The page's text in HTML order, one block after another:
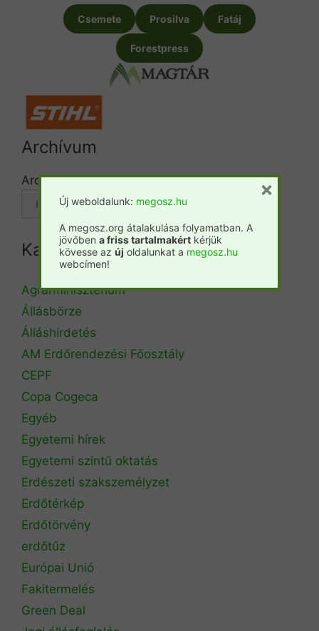
Csemete Prosilva Fatáj
Forestpress
Archívum
Archívum
Kategóriák
Agrárminisztérium
Állásbörze
Álláshirdetés
AM Erdőrendezési Főosztály
CEPF
Copa Cogeca
Egyéb
Egyetemi hírek
Egyetemi szintű oktatás
Erdészeti szakszemélyzet
Erdőtérkép
Erdőtörvény
erdőtűz
Európai Unió
Fakitermelés
Green Deal
Új weboldalunk: megosz.hu
A megosz.org átalakulása folyamatban. A
jövőben a friss tartalmakért kérjük
kövesse az új oldalunkat a megosz.hu
webcímen!
×